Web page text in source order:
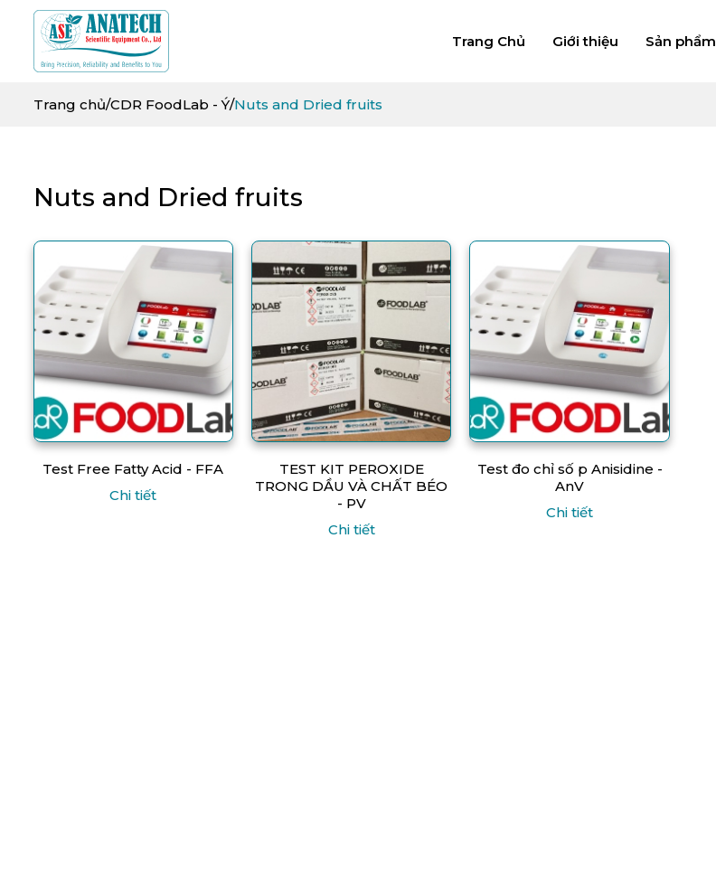
Trang Chủ Giới thiệu Sản phẩm
Trang chủ/CDR FoodLab - Ý/Nuts and Dried fruits
Nuts and Dried fruits
Test Free Fatty Acid - FFA
Chi tiết
TEST KIT PEROXIDE
TRONG DẦU VÀ CHẤT BÉO
- PV
Chi tiết
Test đo chỉ số p Anisidine -
AnV
Chi tiết